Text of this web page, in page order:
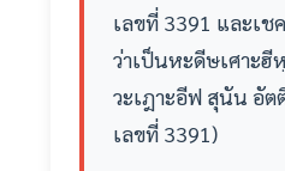
เลขที่ 3391 และเช
ว่าเป็นหะดีษเศาะฮี
วะเฎาะอีฟ สุนัน อั
เลขที่ 3391)